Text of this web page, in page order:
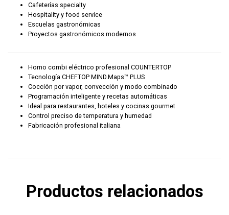
Cafeterías specialty
Hospitality y food service
Escuelas gastronómicas
Proyectos gastronómicos modernos
Horno combi eléctrico profesional COUNTERTOP
Tecnología CHEFTOP MIND.Maps™ PLUS
Cocción por vapor, convección y modo combinado
Programación inteligente y recetas automáticas
Ideal para restaurantes, hoteles y cocinas gourmet
Control preciso de temperatura y humedad
Fabricación profesional italiana
Productos relacionados